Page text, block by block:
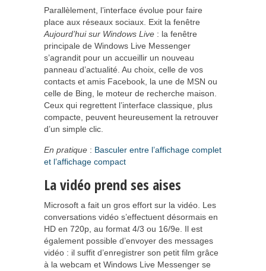
Parallèlement, l’interface évolue pour faire
place aux réseaux sociaux. Exit la fenêtre
Aujourd’hui sur Windows Live : la fenêtre
principale de Windows Live Messenger
s’agrandit pour un accueillir un nouveau
panneau d’actualité. Au choix, celle de vos
contacts et amis Facebook, la une de MSN ou
celle de Bing, le moteur de recherche maison.
Ceux qui regrettent l’interface classique, plus
compacte, peuvent heureusement la retrouver
d’un simple clic.
En pratique : Basculer entre l’affichage complet
et l’affichage compact
La vidéo prend ses aises
Microsoft a fait un gros effort sur la vidéo. Les
conversations vidéo s’effectuent désormais en
HD en 720p, au format 4/3 ou 16/9e. Il est
également possible d’envoyer des messages
vidéo : il suffit d’enregistrer son petit film grâce
à la webcam et Windows Live Messenger se